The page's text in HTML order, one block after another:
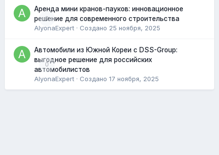
0
Аренда мини кранов-пауков: инновационное
решение для современного строительства
AlyonaExpert · Создано 25 ноября, 2025
0
Автомобили из Южной Кореи с DSS-Group:
выгодное решение для российских
автомобилистов
AlyonaExpert · Создано 17 ноября, 2025